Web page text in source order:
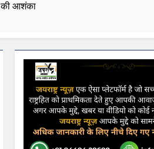
की आशंका
कहा- कार्यक्रम से सरकार का कोई संबंध नहीं